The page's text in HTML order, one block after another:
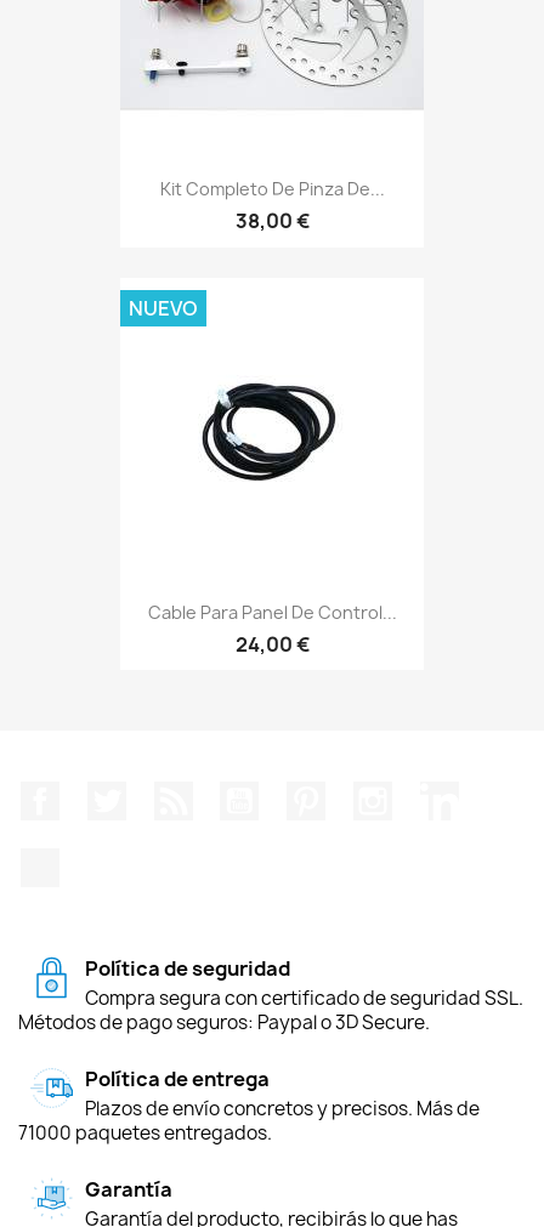
Kit Completo De Pinza De...
38,00 €
Cable Para Panel De Control...
24,00 €
NUEVO
Política de seguridad
Compra segura con certificado de seguridad SSL.
Métodos de pago seguros: Paypal o 3D Secure.
Política de entrega
Plazos de envío concretos y precisos. Más de
71000 paquetes entregados.
Garantía
Garantía del producto, recibirás lo que has